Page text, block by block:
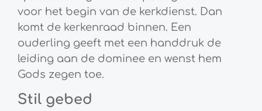
voor het begin van de kerkdienst. Dan
komt de kerkenraad binnen. Een
ouderling geeft met een handdruk de
leiding aan de dominee en wenst hem
Gods zegen toe.
Stil gebed